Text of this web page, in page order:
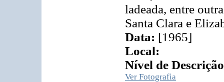
ladeada, entre
Santa Clara e
Data: [1965]
Local:
Nível de
Ver Fotografia